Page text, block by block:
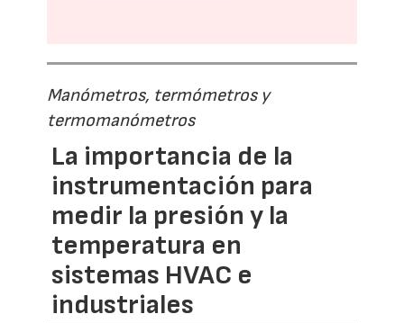
Manómetros, termómetros y
termomanómetros
La importancia de la
instrumentación para
medir la presión y la
temperatura en
sistemas HVAC e
industriales